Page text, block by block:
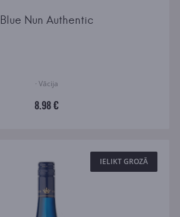
Blue Nun Authentic
· Vācija
8.98 €
IELIKT GROZĀ